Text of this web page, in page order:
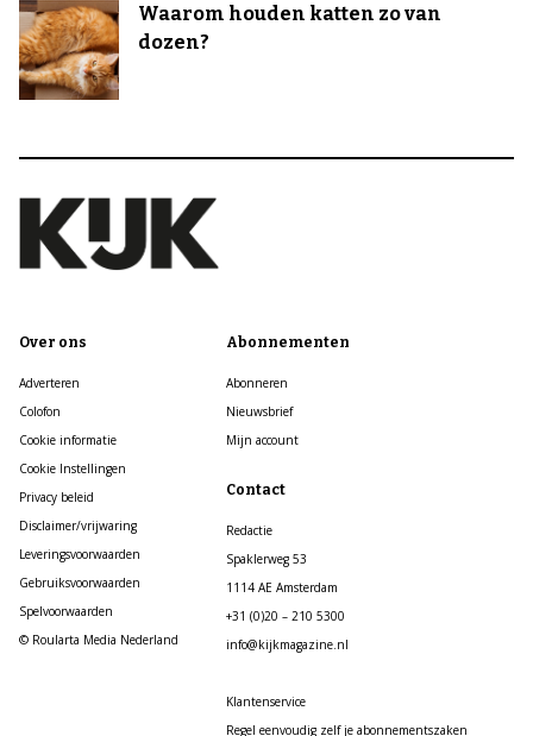
Waarom houden katten zo van
dozen?
Over ons
Adverteren
Colofon
Cookie informatie
Cookie Instellingen
Privacy beleid
Disclaimer/vrijwaring
Leveringsvoorwaarden
Gebruiksvoorwaarden
Spelvoorwaarden
© Roularta Media Nederland
Abonnementen
Abonneren
Nieuwsbrief
Mijn account
Contact
Redactie
Spaklerweg 53
1114 AE Amsterdam
+31 (0)20 – 210 5300
info@kijkmagazine.nl
Klantenservice
Regel eenvoudig zelf je abonnementszaken